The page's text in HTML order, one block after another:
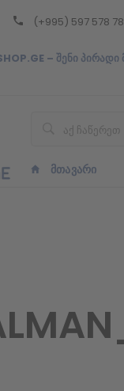
(+995) 597 578
– შენი
ᲛᲗᲐᲕᲐᲠᲘ